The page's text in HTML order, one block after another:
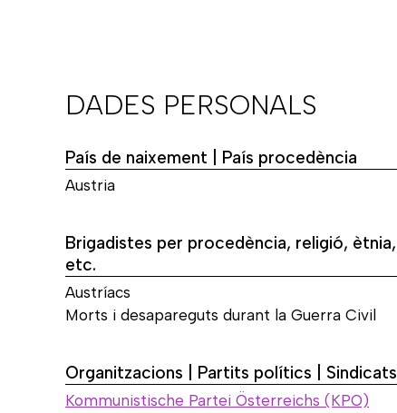
DADES PERSONALS
País de naixement | País procedència
Austria
Brigadistes per procedència, religió, ètnia,
etc.
Austríacs
Morts i desapareguts durant la Guerra Civil
Organitzacions | Partits polítics | Sindicats
Kommunistische Partei Österreichs (KPO)